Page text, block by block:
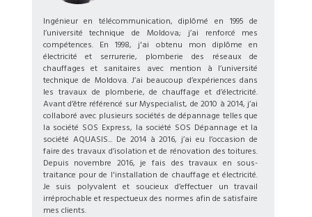
Ingénieur en télécommunication, diplômé en 1995 de
l’université technique de Moldova; j’ai renforcé mes
compétences. En 1998, j'ai obtenu mon diplôme en
électricité et serrurerie, plomberie des réseaux de
chauffages et sanitaires avec mention à l’université
technique de Moldova. J’ai beaucoup d’expériences dans
les travaux de plomberie, de chauffage et d’électricité.
Avant d’être référencé sur Myspecialist, de 2010 à 2014, j’ai
collaboré avec plusieurs sociétés de dépannage telles que
la société SOS Express, la société SOS Dépannage et la
société AQUASIS... De 2014 à 2016, j’ai eu l’occasion de
faire des travaux d’isolation et de rénovation des toitures.
Depuis novembre 2016, je fais des travaux en sous-
traitance pour de l'installation de chauffage et électricité.
Je suis polyvalent et soucieux d’effectuer un travail
irréprochable et respectueux des normes afin de satisfaire
mes clients.